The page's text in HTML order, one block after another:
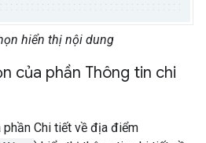
hiển thị nội dung
của phần Thông tin chi
Chi tiết về địa điểm